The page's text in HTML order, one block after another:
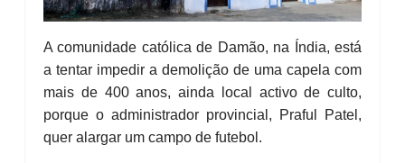
A comunidade católica de Damão, na Índia, está
a tentar impedir a demolição de uma capela com
mais de 400 anos, ainda local activo de culto,
porque o administrador provincial, Praful Patel,
quer alargar um campo de futebol.